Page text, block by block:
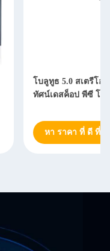
โบลูทูธ 5.0 สเตรีโอ
ทัศน์เดสค็อป พีซี โฮม
หา ราคา ที่ ดี ที่สุ